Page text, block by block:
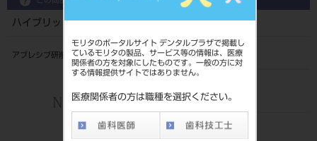
モリタのポータルサイト デンタルプラザで掲載し
ているモリタの製品、サービス等の情報は、医療
関係者の方を対象にしたものです。一般の方に対
する情報提供サイトではありません。
医療関係者の方は職種を選択ください。
ハイブリッドフレックス ＨＰ ７６０７ １２入
アブレシブ研削器具 ハイブリッドフレックス HP 7607 12入
206710689
JAN/EANコード